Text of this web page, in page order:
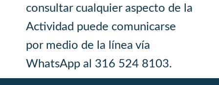
consultar cualquier aspecto de la
Actividad puede comunicarse
por medio de la línea vía
WhatsApp al 316 524 8103.